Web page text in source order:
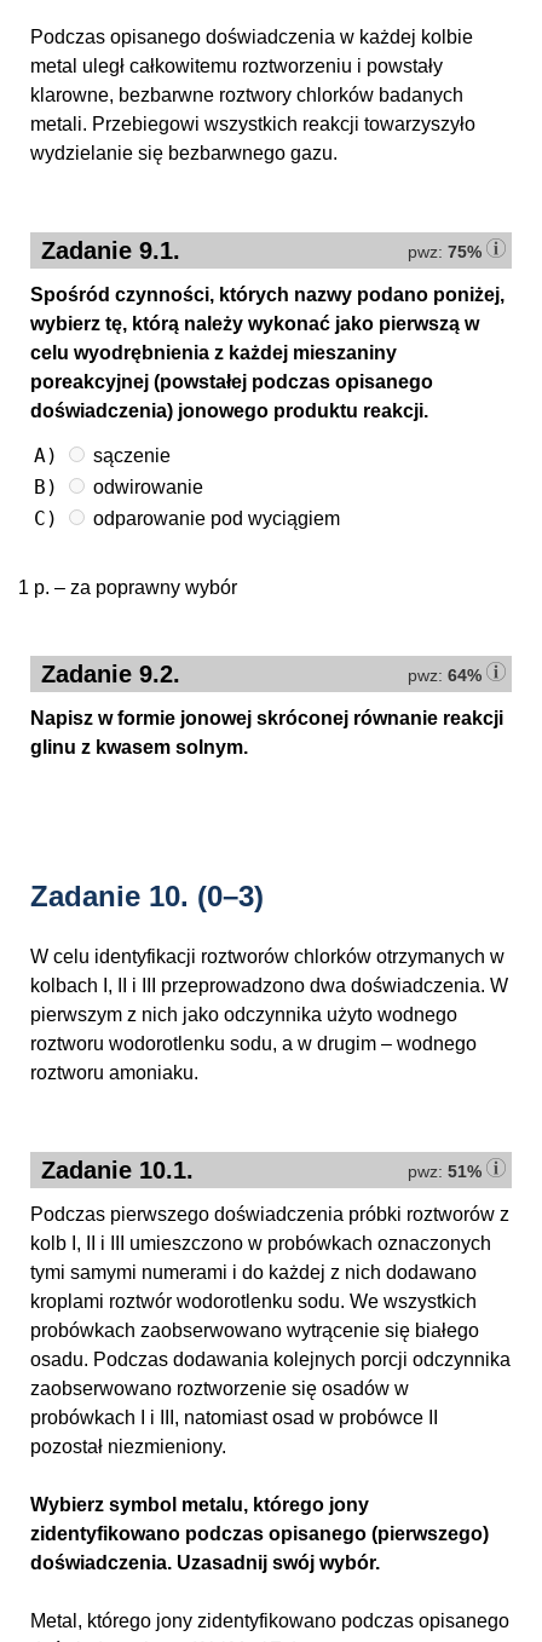
Podczas opisanego doświadczenia w każdej kolbie
metal uległ całkowitemu roztworzeniu i powstały
klarowne, bezbarwne roztwory chlorków badanych
metali. Przebiegowi wszystkich reakcji towarzyszyło
wydzielanie się bezbarwnego gazu.
pwz: 75%
Zadanie 9.1.
Spośród czynności, których nazwy podano poniżej,
wybierz tę, którą należy wykonać jako pierwszą w
celu wyodrębnienia z każdej mieszaniny
poreakcyjnej (powstałej podczas opisanego
doświadczenia) jonowego produktu reakcji.
A) sączenie
B) odwirowanie
C) odparowanie pod wyciągiem
1 p. – za poprawny wybór
pwz: 64%
Zadanie 9.2.
Napisz w formie jonowej skróconej równanie reakcji
glinu z kwasem solnym.
Zadanie 10. (0–3)
W celu identyfikacji roztworów chlorków otrzymanych w
kolbach I, II i III przeprowadzono dwa doświadczenia. W
pierwszym z nich jako odczynnika użyto wodnego
roztworu wodorotlenku sodu, a w drugim – wodnego
roztworu amoniaku.
pwz: 51%
Zadanie 10.1.
Podczas pierwszego doświadczenia próbki roztworów z
kolb I, II i III umieszczono w probówkach oznaczonych
tymi samymi numerami i do każdej z nich dodawano
kroplami roztwór wodorotlenku sodu. We wszystkich
probówkach zaobserwowano wytrącenie się białego
osadu. Podczas dodawania kolejnych porcji odczynnika
zaobserwowano roztworzenie się osadów w
probówkach I i III, natomiast osad w probówce II
pozostał niezmieniony.
Wybierz symbol metalu, którego jony
zidentyfikowano podczas opisanego (pierwszego)
doświadczenia. Uzasadnij swój wybór.
Metal, którego jony zidentyfikowano podczas opisanego